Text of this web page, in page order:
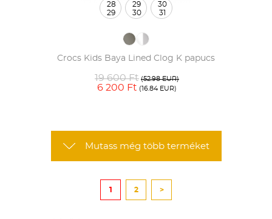
Crocs Kids Baya Lined Clog K papucs
19 600 Ft (52.98 EUR)
6 200 Ft (16.84 EUR)
28
29
29
30
30
31
Mutass még több terméket
1 2 >